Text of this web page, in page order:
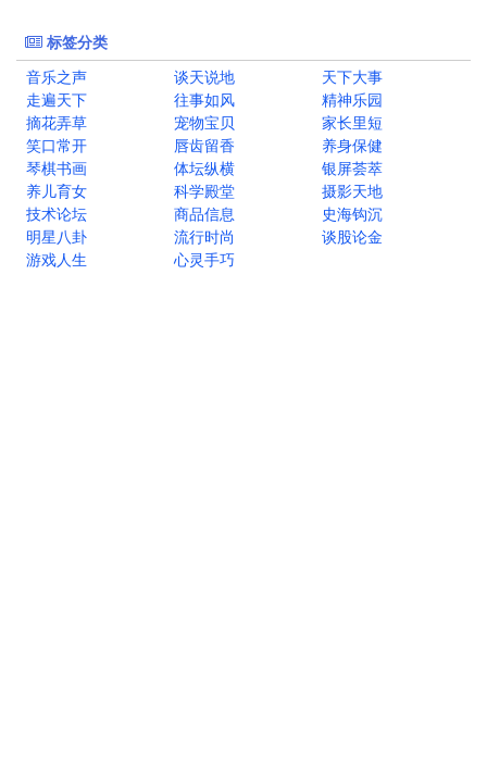
标签分类
音乐之声
谈天说地
天下大事
走遍天下
往事如风
精神乐园
摘花弄草
宠物宝贝
家长里短
笑口常开
唇齿留香
养身保健
琴棋书画
体坛纵横
银屏荟萃
养儿育女
科学殿堂
摄影天地
技术论坛
商品信息
史海钩沉
明星八卦
流行时尚
谈股论金
游戏人生
心灵手巧